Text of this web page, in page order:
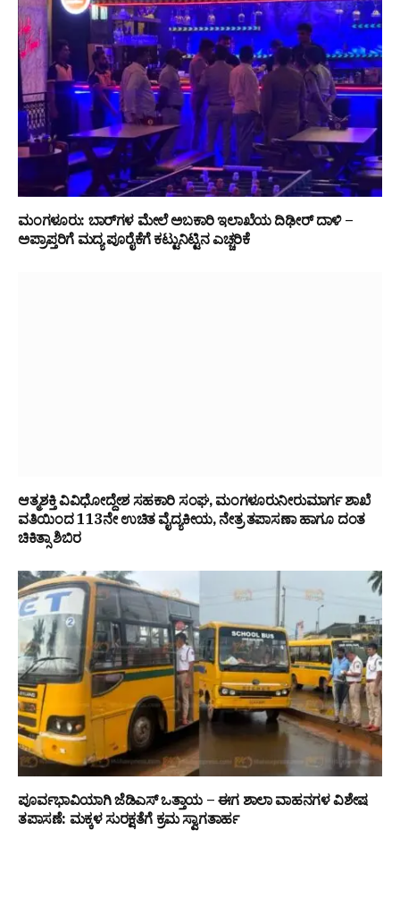
ಮಂಗಳೂರು: ಬಾರ್‌ಗಳ ಮೇಲೆ ಅಬಕಾರಿ ಇಲಾಖೆಯ ದಿಢೀರ್ ದಾಳಿ –
ಅಪ್ರಾಪ್ತರಿಗೆ ಮದ್ಯ ಪೂರೈಕೆಗೆ ಕಟ್ಟುನಿಟ್ಟಿನ ಎಚ್ಚರಿಕೆ
ಆತ್ಮಶಕ್ತಿ ವಿವಿಧೋದ್ದೇಶ ಸಹಕಾರಿ ಸಂಘ, ಮಂಗಳೂರುನೀರುಮಾರ್ಗ ಶಾಖೆ
ವತಿಯಿಂದ 113ನೇ ಉಚಿತ ವೈದ್ಯಕೀಯ, ನೇತ್ರ ತಪಾಸಣಾ ಹಾಗೂ ದಂತ
ಚಿಕಿತ್ಸಾ ಶಿಬಿರ
ಪೂರ್ವಭಾವಿಯಾಗಿ ಜೆಡಿಎಸ್ ಒತ್ತಾಯ – ಈಗ ಶಾಲಾ ವಾಹನಗಳ ವಿಶೇಷ
ತಪಾಸಣೆ: ಮಕ್ಕಳ ಸುರಕ್ಷತೆಗೆ ಕ್ರಮ ಸ್ವಾಗತಾರ್ಹ